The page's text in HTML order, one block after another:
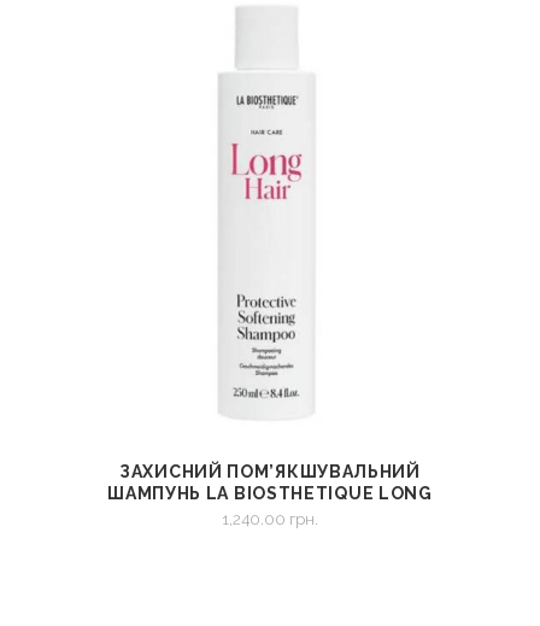
СМОТРЕТЬ В КОРЗИНУ
ЗАХИСНИЙ ПОМ’ЯКШУВАЛЬНИЙ
ШАМПУНЬ LA BIOSTHETIQUE LONG
HAIR PROTECTIVE SOFTENING
1,240.00 грн.